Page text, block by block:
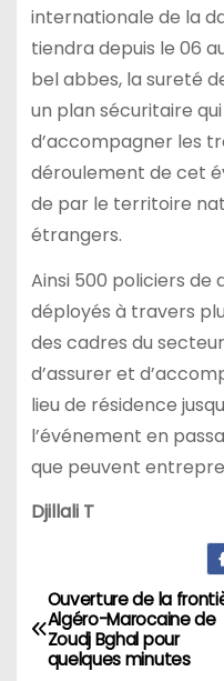
internationale de la
tiendra depuis le 06
bel abbes, la sureté
un plan sécuritaire
d’accompagner les
déroulement de cet
de par le territoire
étrangers.
Ainsi 500 policiers
déployés à travers
des cadres du
d’assurer et
lieu de résidence
l’événement en
que peuvent
Djillali T
N
a
Ouverture de la
Algéro-Marocaine de
Zoudj Bghal pour
quelques minutes